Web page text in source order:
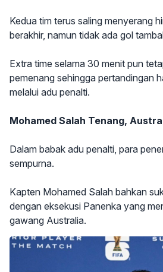
Kedua tim terus saling menyerang
berakhir, namun tidak ada gol
Extra time selama 30 menit pun
pemenang sehingga pertandingan
melalui adu penalti.
Mohamed Salah Tenang,
Dalam babak adu penalti, para
sempurna.
Kapten Mohamed Salah bahkan
dengan eksekusi Panenka yang
gawang Australia.